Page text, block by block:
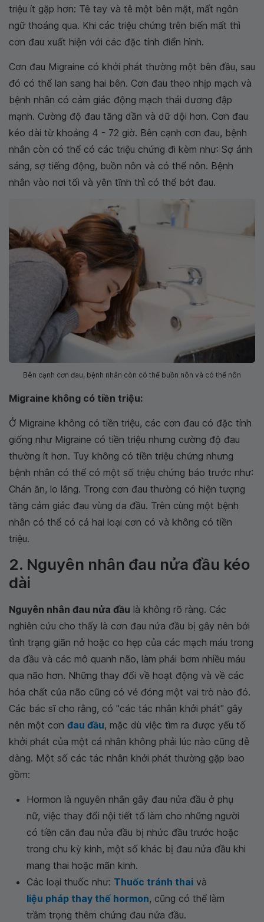
triệu ít gặp hơn: Tê tay và tê một bên mặt, mất ngôn
ngữ thoáng qua. Khi các triệu chứng trên biến mất thì
cơn đau xuất hiện với các đặc tính điển hình.
Cơn đau Migraine có khởi phát thường một bên đầu, sau
đó có thể lan sang hai bên. Cơn đau theo nhịp mạch và
bệnh nhân có cảm giác động mạch thái dương đập
mạnh. Cường độ đau tăng dần và dữ dội hơn. Cơn đau
kéo dài từ khoảng 4 - 72 giờ. Bên cạnh cơn đau, bệnh
nhân còn có thể có các triệu chứng đi kèm như: Sợ ánh
sáng, sợ tiếng động, buồn nôn và có thể nôn. Bệnh
nhân vào nơi tối và yên tĩnh thì có thể bớt đau.
Bên cạnh cơn đau, bệnh nhân còn có thể buồn nôn và có thể nôn
Migraine không có tiền triệu:
Ở Migraine không có tiền triệu, các cơn đau có đặc tính
giống như Migraine có tiền triệu nhưng cường độ đau
thường ít hơn. Tuy không có tiền triệu chứng nhưng
bệnh nhân có thể có một số triệu chứng báo trước như:
Chán ăn, lo lắng. Trong cơn đau thường có hiện tượng
tăng cảm giác đau vùng da đầu. Trên cùng một bệnh
nhân có thể có cả hai loại cơn có và không có tiền
triệu.
2. Nguyên nhân đau nửa đầu kéo
dài
Nguyên nhân đau nửa đầu là không rõ ràng. Các
nghiên cứu cho thấy là cơn đau nửa đầu bị gây nên bởi
tình trạng giãn nở hoặc co hẹp của các mạch máu trong
da đầu và các mô quanh não, làm phải bơm nhiều máu
qua não hơn. Những thay đổi về hoạt động và về các
hóa chất của não cũng có vẻ đóng một vai trò nào đó.
Các bác sĩ cho rằng, có "các tác nhân khởi phát" gây
nên một cơn đau đầu, mặc dù việc tìm ra được yếu tố
khởi phát của một cá nhân không phải lúc nào cũng dễ
dàng. Một số các tác nhân khởi phát thường gặp bao
gồm:
Hormon là nguyên nhân gây đau nửa đầu ở phụ
nữ, việc thay đổi nội tiết tố làm cho những người
có tiền căn đau nửa đầu bị nhức đầu trước hoặc
trong chu kỳ kinh, một số khác bị đau nửa đầu khi
mang thai hoặc mãn kinh.
Các loại thuốc như: Thuốc tránh thai và
liệu pháp thay thế hormon, cũng có thể làm
trầm trọng thêm chứng đau nửa đầu.